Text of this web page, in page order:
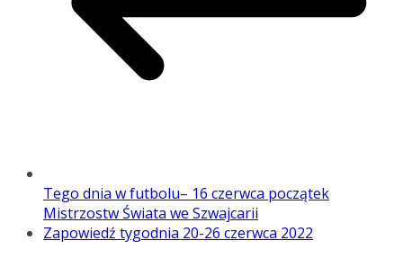
Tego dnia w futbolu– 16 czerwca początek
Mistrzostw Świata we Szwajcarii
Zapowiedź tygodnia 20-26 czerwca 2022